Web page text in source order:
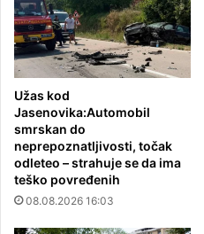
Užas kod
Jasenovika:Automobil
smrskan do
neprepoznatljivosti, točak
odleteo – strahuje se da ima
teško povređenih
08.08.2026 16:03